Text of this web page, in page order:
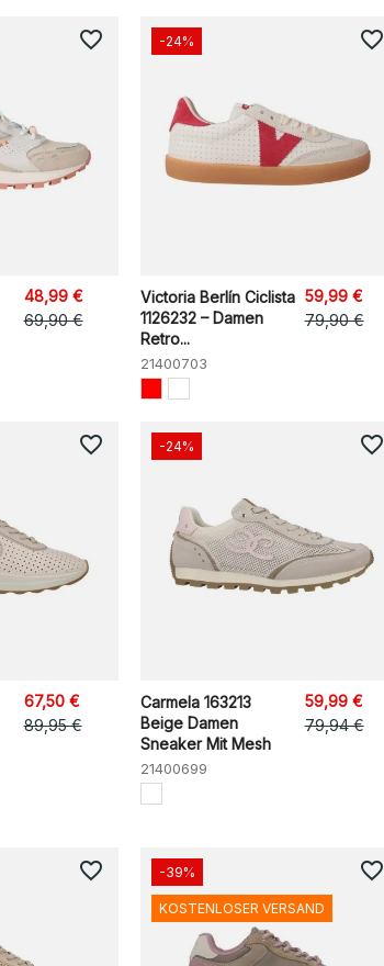
48,99 €
69,90 €
favorite_border
Victoria Berlín Ciclista
1126232 – Damen
Retro...
21400703
59,99 €
79,90 €
-24% favorite_border
67,50 €
89,95 €
favorite_border
Carmela 163213
Beige Damen
Sneaker Mit Mesh
21400699
59,99 €
79,94 €
-24% favorite_border
favorite_border -39%
KOSTENLOSER VERSAND
favorite_border